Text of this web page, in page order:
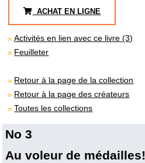
ACHAT EN LIGNE
Activités en lien avec ce livre (3)
Feuilleter
Retour à la page de la collection
Retour à la page des créateurs
Toutes les collections
No 3
Au voleur de médailles!